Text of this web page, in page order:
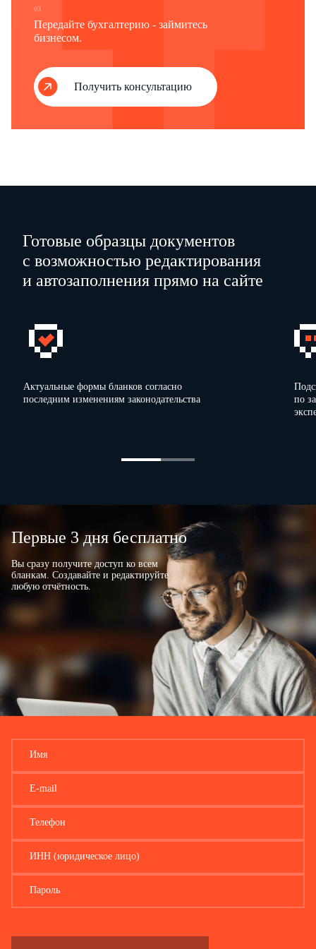
03
Передайте бухгалтерию - займитесь
бизнесом.
Получить консультацию
Готовые образцы документов
с возможностью редактирования
и автозаполнения прямо на сайте
Актуальные формы бланков согласно
последним изменениям законодательства
по
Первые 3 дня бесплатно
Вы сразу получите доступ ко всем
бланкам. Создавайте и редактируйте
любую отчётность.
Имя
E-mail
Телефон
ИНН (юридическое лицо)
Пароль